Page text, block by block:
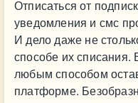
Отписаться от
уведомления и смс
И дело даже не
способе их списания.
любым способом
платформе.